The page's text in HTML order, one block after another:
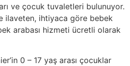
ve çocuk tuvaletleri bulunuyor.
ilaveten, ihtiyaca göre bebek
arabası hizmeti ücretli olarak
0 – 17 yaş arası çocuklar